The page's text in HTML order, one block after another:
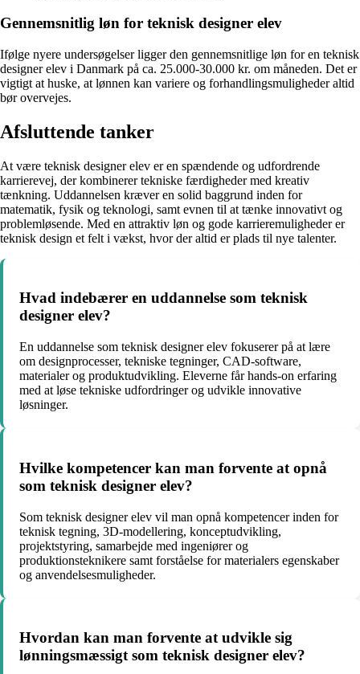
Gennemsnitlig løn for teknisk designer elev
Ifølge nyere undersøgelser ligger den gennemsnitlige løn for en teknisk
designer elev i Danmark på ca. 25.000-30.000 kr. om måneden. Det er
vigtigt at huske, at lønnen kan variere og forhandlingsmuligheder altid
bør overvejes.
Afsluttende tanker
At være teknisk designer elev er en spændende og udfordrende
karrierevej, der kombinerer tekniske færdigheder med kreativ
tænkning. Uddannelsen kræver en solid baggrund inden for
matematik, fysik og teknologi, samt evnen til at tænke innovativt og
problemløsende. Med en attraktiv løn og gode karrieremuligheder er
teknisk design et felt i vækst, hvor der altid er plads til nye talenter.
Hvad indebærer en uddannelse som teknisk
designer elev?
En uddannelse som teknisk designer elev fokuserer på at lære
om designprocesser, tekniske tegninger, CAD-software,
materialer og produktudvikling. Eleverne får hands-on erfaring
med at løse tekniske udfordringer og udvikle innovative
løsninger.
Hvilke kompetencer kan man forvente at opnå
som teknisk designer elev?
Som teknisk designer elev vil man opnå kompetencer inden for
teknisk tegning, 3D-modellering, konceptudvikling,
projektstyring, samarbejde med ingeniører og
produktionsteknikere samt forståelse for materialers egenskaber
og anvendelsesmuligheder.
Hvordan kan man forvente at udvikle sig
lønningsmæssigt som teknisk designer elev?